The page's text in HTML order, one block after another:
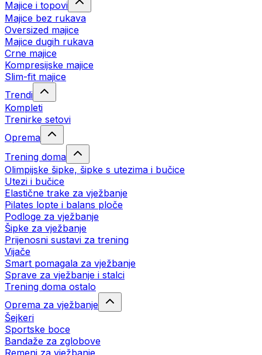
Majice i topovi
Majice bez rukava
Oversized majice
Majice dugih rukava
Crne majice
Kompresijske majice
Slim-fit majice
Trendi
Kompleti
Trenirke setovi
Oprema
Trening doma
Olimpijske šipke, šipke s utezima i bučice
Utezi i bučice
Elastične trake za vježbanje
Pilates lopte i balans ploče
Podloge za vježbanje
Šipke za vježbanje
Prijenosni sustavi za trening
Vijače
Smart pomagala za vježbanje
Sprave za vježbanje i stalci
Trening doma ostalo
Oprema za vježbanje
Šejkeri
Sportske boce
Bandaže za zglobove